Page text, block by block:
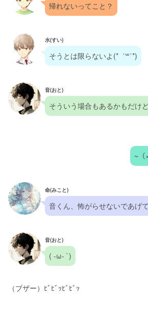
帰れないってこと？
水(すい)
そうとは限らないよ(*  ˊ꒳ˋ*)
音(おと)
そういう場合もあるかもだけ
~（
命(みこと)
音くん、怖がらせないであげ
音(おと)
( -ω- `)
（ブザー）ﾋﾞﾋﾞｯﾋﾞﾋﾞｯ